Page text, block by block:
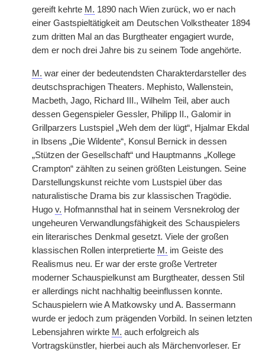
gereift kehrte M. 1890 nach Wien zurück, wo er nach
einer Gastspieltätigkeit am Deutschen Volkstheater 1894
zum dritten Mal an das Burgtheater engagiert wurde,
dem er noch drei Jahre bis zu seinem Tode angehörte.
M. war einer der bedeutendsten Charakterdarsteller des
deutschsprachigen Theaters. Mephisto, Wallenstein,
Macbeth, Jago, Richard III., Wilhelm Teil, aber auch
dessen Gegenspieler Gessler, Philipp II., Galomir in
Grillparzers Lustspiel „Weh dem der lügt“, Hjalmar Ekdal
in Ibsens „Die Wildente“, Konsul Bernick in dessen
„Stützen der Gesellschaft“ und Hauptmanns „Kollege
Crampton“ zählten zu seinen größten Leistungen. Seine
Darstellungskunst reichte vom Lustspiel über das
naturalistische Drama bis zur klassischen Tragödie.
Hugo v. Hofmannsthal hat in seinem Versnekrolog der
ungeheuren Verwandlungsfähigkeit des Schauspielers
ein literarisches Denkmal gesetzt. Viele der großen
klassischen Rollen interpretierte M. im Geiste des
Realismus neu. Er war der erste große Vertreter
moderner Schauspielkunst am Burgtheater, dessen Stil
er allerdings nicht nachhaltig beeinflussen konnte.
Schauspielern wie A Matkowsky und A. Bassermann
wurde er jedoch zum prägenden Vorbild. In seinen letzten
Lebensjahren wirkte M. auch erfolgreich als
Vortragskünstler, hierbei auch als Märchenvorleser. Er